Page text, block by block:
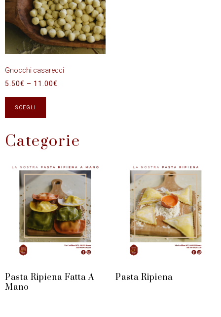
Gnocchi casarecci
5.50€ – 11.00€
SCEGLI
Categorie
Pasta Ripiena Fatta A
Mano
Pasta Ripiena